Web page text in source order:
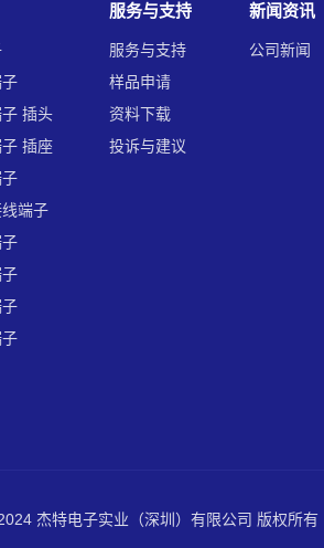
插头
插座
端子
服务与支持
服务与支持
样品申请
资料下载
投诉与建议
新闻资讯
公司新闻
杰特电子实业（深圳）有限公司 版权所有